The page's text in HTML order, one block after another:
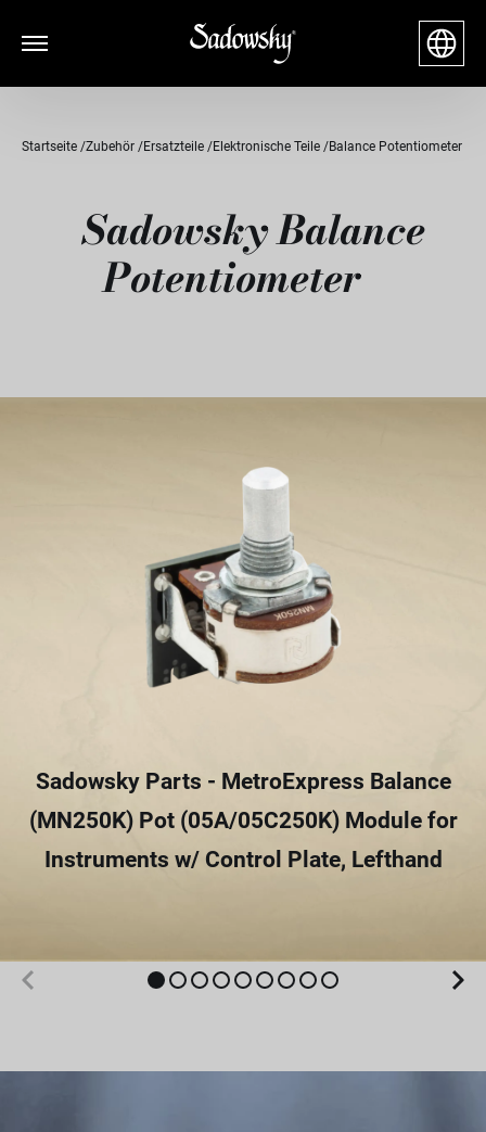
Startseite Zubehör Ersatzteile Elektronische Teile Balance Potentiometer
Sadowsky Balance
Potentiometer
Sadowsky Parts - MetroExpress Balance
(MN250K) Pot (05A/05C250K) Module for
Instruments w/ Control Plate, Lefthand